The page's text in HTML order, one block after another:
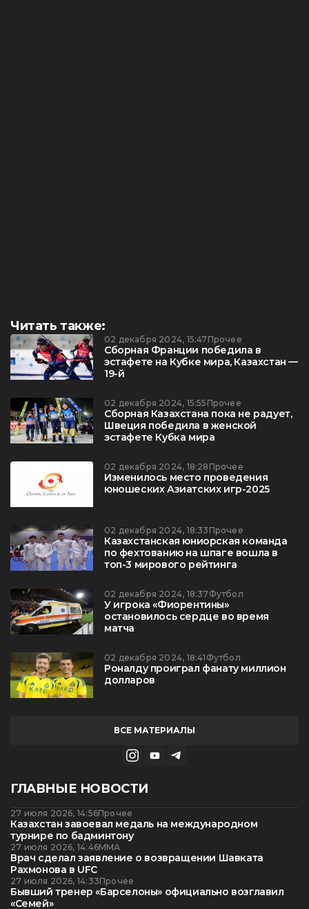
Читать также:
02 декабря 2024, 15:47Прочее
Сборная Франции победила в
эстафете на Кубке мира, Казахстан —
19-й
02 декабря 2024, 15:55 Прочее
Сборная Казахстана пока не радует,
Швеция победила в женской
эстафете Кубка мира
02 декабря 2024, 18:28 Прочее
Изменилось место проведения
юношеских Азиатских игр-2025
02 декабря 2024, 18:33 Прочее
Казахстанская юниорская команда
по фехтованию на шпаге вошла в
топ-3 мирового рейтинга
02 декабря 2024, 18:37Футбол
У игрока «Фиорентины»
остановилось сердце во время
матча
02 декабря 2024, 18:41 Футбол
Роналду проиграл фанату миллион
долларов
ВСЕ МАТЕРИАЛЫ
ГЛАВНЫЕ НОВОСТИ
27 июля 2026, 14:56Прочее
Казахстан завоевал медаль на международном
турнире по бадминтону
27 июля 2026, 14:46ММА
Врач сделал заявление о возвращении Шавката
Рахмонова в UFC
27 июля 2026, 14:33Прочее
Бывший тренер «Барселоны» официально возглавил
«Семей»